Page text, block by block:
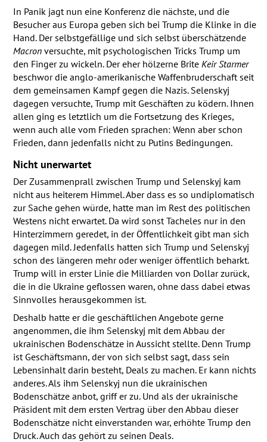
In Panik jagt nun eine Konferenz die nächste, und die
Besucher aus Europa geben sich bei Trump die Klinke in die
Hand. Der selbstgefällige und sich selbst überschätzende
Macronversuchte, mit psychologischen Tricks Trump um
den Finger zu wickeln. Der eher hölzerne Brite Keir Starmer
beschwor die anglo-amerikanische Waffenbruderschaft seit
dem gemeinsamen Kampf gegen die Nazis. Selenskyj
dagegen versuchte, Trump mit Geschäften zu ködern. Ihnen
allen ging es letztlich um die Fortsetzung des Krieges,
wenn auch alle vom Frieden sprachen: Wenn aber schon
Frieden, dann jedenfalls nicht zu Putins Bedingungen.
Nicht unerwartet
Der Zusammenprall zwischen Trump und Selenskyj kam
nicht aus heiterem Himmel. Aber dass es so undiplomatisch
zur Sache gehen würde, hatte man im Rest des politischen
Westens nicht erwartet. Da wird sonst Tacheles nur in den
Hinterzimmern geredet, in der Öffentlichkeit gibt man sich
dagegen mild. Jedenfalls hatten sich Trump und Selenskyj
schon des längeren mehr oder weniger öffentlich beharkt.
Trump will in erster Linie die Milliarden von Dollar zurück,
die in die Ukraine geflossen waren, ohne dass dabei etwas
Sinnvolles herausgekommen ist.
Deshalb hatte er die geschäftlichen Angebote gerne
angenommen, die ihm Selenskyj mit dem Abbau der
ukrainischen Bodenschätze in Aussicht stellte. Denn Trump
ist Geschäftsmann, der von sich selbst sagt, dass sein
Lebensinhalt darin besteht, Deals zu machen. Er kann nichts
anderes. Als ihm Selenskyj nun die ukrainischen
Bodenschätze anbot, griff er zu. Und als der ukrainische
Präsident mit dem ersten Vertrag über den Abbau dieser
Bodenschätze nicht einverstanden war, erhöhte Trump den
Druck. Auch das gehört zu seinen Deals.